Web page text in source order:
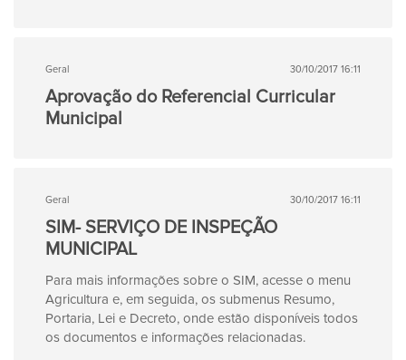
Geral 30/10/2017 16:11
Aprovação do Referencial Curricular
Municipal
Geral 30/10/2017 16:11
SIM- SERVIÇO DE INSPEÇÃO
MUNICIPAL
Para mais informações sobre o SIM, acesse o menu
Agricultura e, em seguida, os submenus Resumo,
Portaria, Lei e Decreto, onde estão disponíveis todos
os documentos e informações relacionadas.